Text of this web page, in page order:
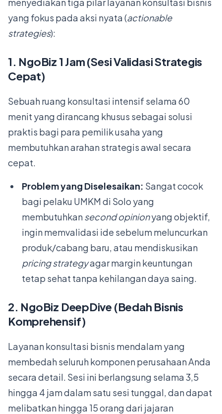
yang fokus pada aksi nyata (actionable
strategies):
1. NgoBiz 1 Jam (Sesi Validasi Strategis
Cepat)
Sebuah ruang konsultasi intensif selama 60
menit yang dirancang khusus sebagai solusi
praktis bagi para pemilik usaha yang
membutuhkan arahan strategis awal secara
cepat.
Problem yang Diselesaikan: Sangat cocok
bagi pelaku UMKM di Solo yang
membutuhkansecond opinionyang objektif,
ingin memvalidasi ide sebelum meluncurkan
produk/cabang baru, atau mendiskusikan
pricing strategyagar margin keuntungan
tetap sehat tanpa kehilangan daya saing.
2. NgoBiz DeepDive (Bedah Bisnis
Komprehensif)
Layanan konsultasi bisnis mendalam yang
membedah seluruh komponen perusahaan Anda
secara detail. Sesi ini berlangsung selama 3,5
hingga 4 jam dalam satu sesi tunggal, dan dapat
melibatkan hingga 15 orang dari jajaran